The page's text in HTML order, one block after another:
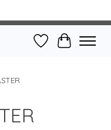
Liste dePanier